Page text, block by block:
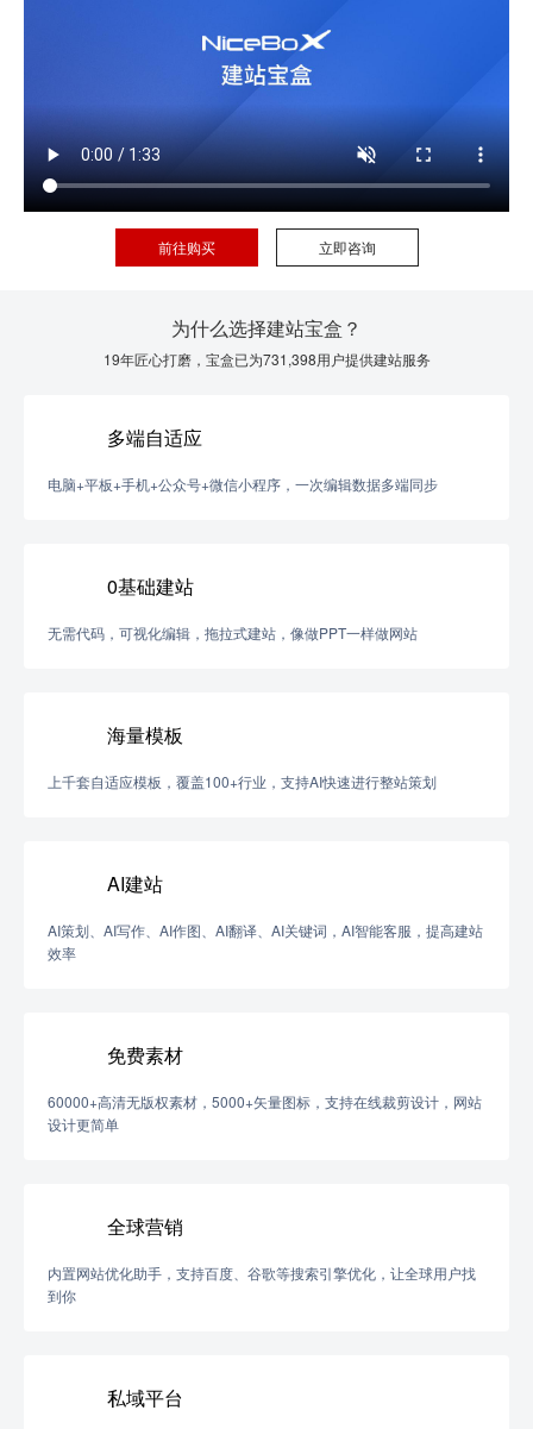
前往购买 立即咨询
为什么选择建站宝盒？
19年匠心打磨，宝盒已为731,398用户提供建站服务
多端自适应
电脑+平板+手机+公众号+微信小程序，一次编辑数据多端同步
0基础建站
无需代码，可视化编辑，拖拉式建站，像做PPT一样做网站
海量模板
上千套自适应模板，覆盖100+行业，支持AI快速进行整站策划
AI建站
AI策划、AI写作、AI作图、AI翻译、AI关键词，AI智能客服，提高建站
效率
免费素材
60000+高清无版权素材，5000+矢量图标，支持在线裁剪设计，网站
设计更简单
全球营销
内置网站优化助手，支持百度、谷歌等搜索引擎优化，让全球用户找
到你
私域平台